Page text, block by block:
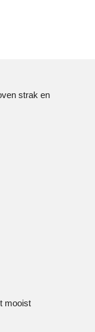
strak en
mooist